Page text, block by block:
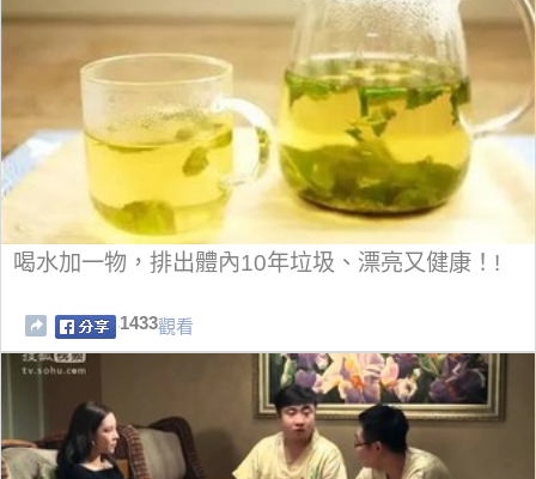
喝水加一物，排出體內10年垃圾、漂亮又健康！!
1433觀看